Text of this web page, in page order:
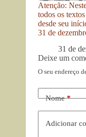
Atenção:
todos os
desde seu
31 de
31 de
Deixe um
O seu endereço
Nome*
Adicionar